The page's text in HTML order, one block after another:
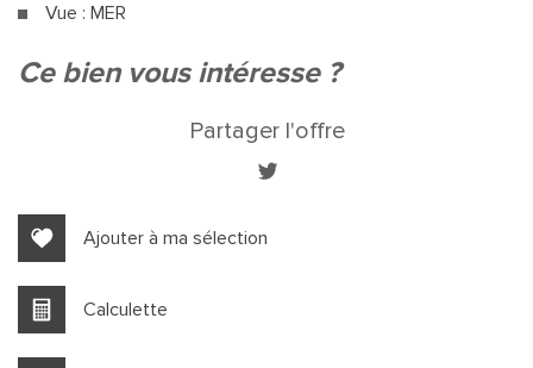
Vue : MER
la ville de marseille (13008)
ce bien vous intéresse ?
Partager l'offre
Ajouter à ma sélection
Calculette